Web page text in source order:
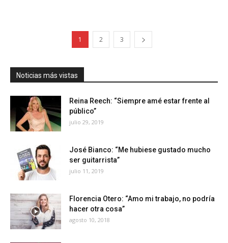
1 2 3
Noticias más vistas
Reina Reech: “Siempre amé estar frente al
público”
julio 29, 2019
José Bianco: “Me hubiese gustado mucho
ser guitarrista”
julio 11, 2019
Florencia Otero: “Amo mi trabajo, no podría
hacer otra cosa”
agosto 10, 2018